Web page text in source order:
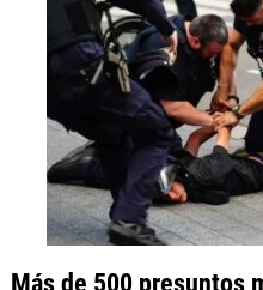
Más de 500 presuntos